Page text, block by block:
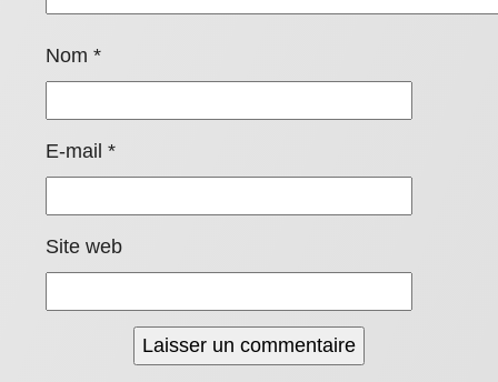
Nom*
E-mail*
Site web